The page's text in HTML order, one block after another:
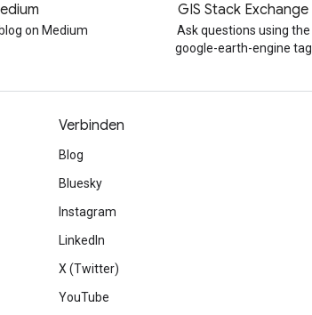
on Medium
GIS Stack Exchange
Ask questions using the
google-earth-engine tag
Verbinden
Blog
Bluesky
Instagram
LinkedIn
X (Twitter)
YouTube